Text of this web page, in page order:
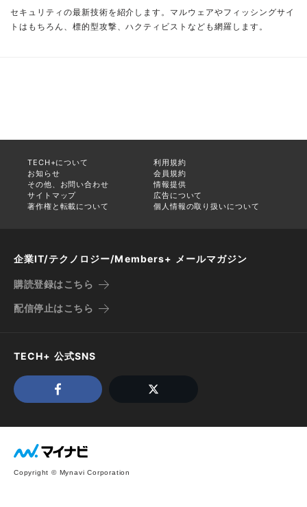
セキュリティの最新技術を紹介します。マルウェアやフィッシングサイ
トはもちろん、標的型攻撃、ハクティビストなども網羅します。
TECH+について
利用規約
お知らせ
会員規約
その他、お問い合わせ
情報提供
サイトマップ
広告について
著作権と転載について
個人情報の取り扱いについて
企業IT/テクノロジー/Members+ メールマガジン
購読登録はこちら
配信停止はこちら
TECH+ 公式SNS
Copyright © Mynavi Corporation